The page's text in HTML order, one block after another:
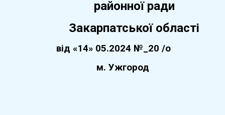
районної ради
Закарпатської області
від «14» 05.2024 №_ 20 /о
м. Ужгород